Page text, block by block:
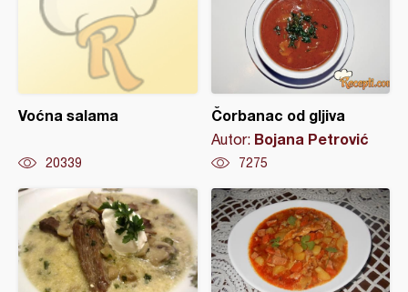
Voćna salama
20339
Čorbanac od gljiva
Autor: Bojana Petrović
7275